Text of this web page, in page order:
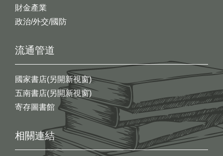
財金產業
政治/外交/國防
流通管道
國家書店(另開新視窗)
五南書店(另開新視窗)
寄存圖書館
相關連結